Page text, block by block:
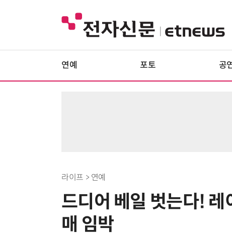
연예 포토 공
라이프 > 연예
드디어 베일 벗는다!
매 임박